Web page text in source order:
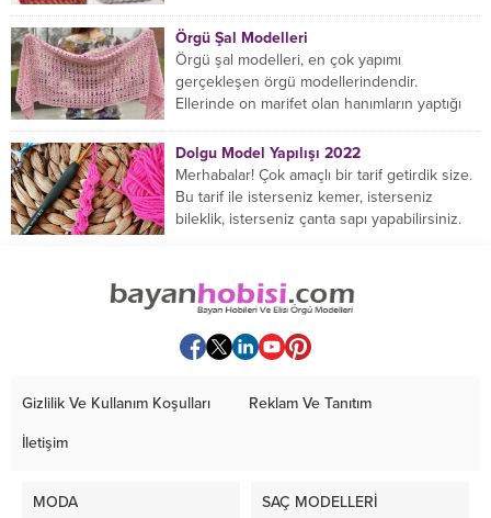
Örgü Şal Modelleri
Örgü şal modelleri, en çok yapımı
gerçekleşen örgü modellerindendir.
Ellerinde on marifet olan hanımların yaptığı
Dolgu Model Yapılışı 2022
Merhabalar! Çok amaçlı bir tarif getirdik size.
Bu tarif ile isterseniz kemer, isterseniz
bileklik, isterseniz çanta sapı yapabilirsiniz.
Gizlilik Ve Kullanım Koşulları Reklam Ve Tanıtım
İletişim
MODA SAÇ MODELLERİ